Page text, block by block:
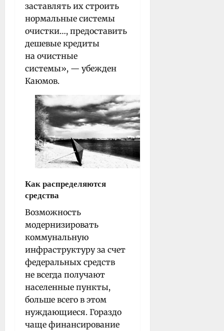
заставлять их строить
нормальные системы
очистки…, предоставить
дешевые кредиты
на очистные
системы», — убежден
Каюмов.
Как распределяются
средства
Возможность
модернизировать
коммунальную
инфраструктуру за счет
федеральных средств
не всегда получают
населенные пункты,
больше всего в этом
нуждающиеся. Гораздо
чаще финансирование